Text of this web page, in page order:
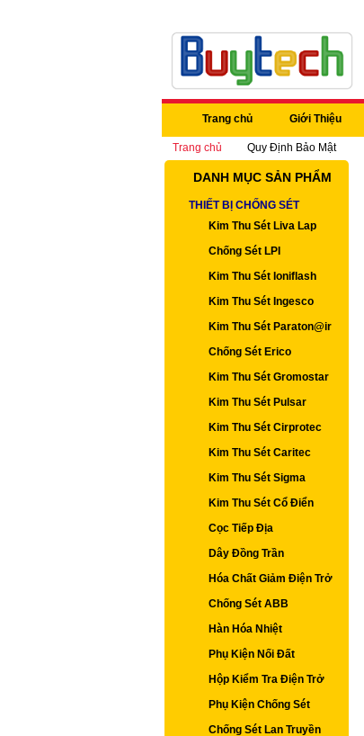
Trang chủ Giới Thiệu
Trang chủ Quy Định Bảo Mật
DANH MỤC SẢN PHẨM
THIẾT BỊ CHỐNG SÉT
Kim Thu Sét Liva Lap
Chống Sét LPI
Kim Thu Sét Ioniflash
Kim Thu Sét Ingesco
Kim Thu Sét Paraton@ir
Chống Sét Erico
Kim Thu Sét Gromostar
Kim Thu Sét Pulsar
Kim Thu Sét Cirprotec
Kim Thu Sét Caritec
Kim Thu Sét Sigma
Kim Thu Sét Cổ Điển
Cọc Tiếp Địa
Dây Đồng Trần
Hóa Chất Giảm Điện Trở
Chống Sét ABB
Hàn Hóa Nhiệt
Phụ Kiện Nối Đất
Hộp Kiểm Tra Điện Trở
Phụ Kiện Chống Sét
Chống Sét Lan Truyền